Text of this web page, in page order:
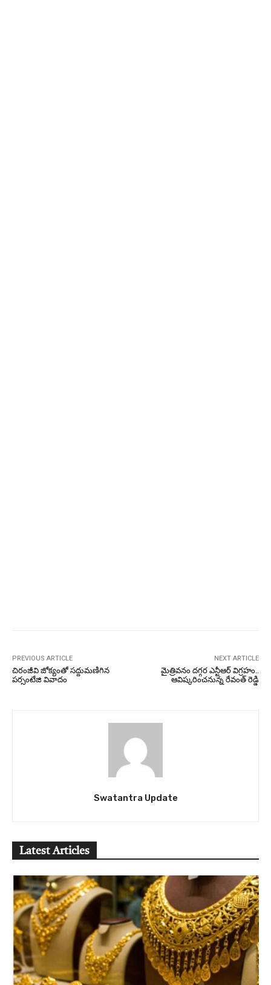
PREVIOUS ARTICLE
చిరంజీవి జోక్యంతో సద్దుమణిగిన
పర్సంటేజి వివాదం
NEXT ARTICLE
మైత్రివనం దగ్గర ఎన్టీఆర్ విగ్రహం..
ఆవిష్కరించనున్న రేవంత్ రెడ్డి
Swatantra Update
Latest Articles